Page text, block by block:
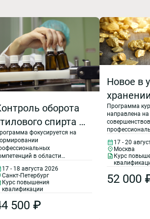
оборота
спирта в
фокусируется на
в области
и практической
контроля за
этилового спирта на
Особое внимание
изучению
17 - 18 августа 2026
Санкт-Петербург
Курс повышения
квалификации
500 ₽
Новое в
хранении
и в
с их
Программа
направлена на
обращению с
отходами
металлов, по
движения,
утилизации
17 - 20
Москва
Курс
52 000